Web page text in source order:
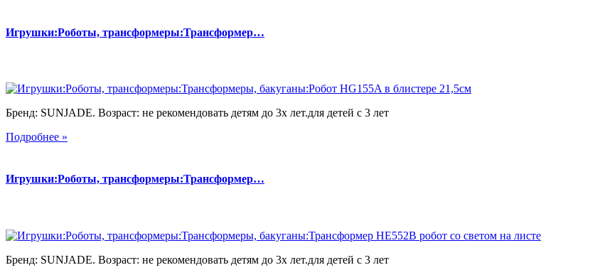
Игрушки:Роботы, трансформеры:Трансформер…
Бренд: SUNJADE. Возраст: не рекомендовать детям до 3х лет.для детей с 3 лет
Подробнее »
Игрушки:Роботы, трансформеры:Трансформер…
Бренд: SUNJADE. Возраст: не рекомендовать детям до 3х лет.для детей с 3 лет